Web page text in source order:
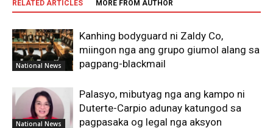
RELATED ARTICLES MORE FROM AUTHOR
National News
Kanhing bodyguard ni Zaldy Co,
miingon nga ang grupo giumol alang sa
pagpang-blackmail
National News
Palasyo, mibutyag nga ang kampo ni
Duterte-Carpio adunay katungod sa
pagpasaka og legal nga aksyon